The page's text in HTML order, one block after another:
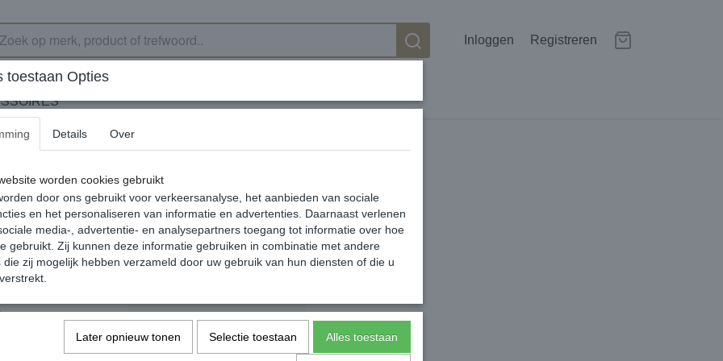
Inloggen Registreren
50% SALE Zebra Charm
€ 24,95 € 12,48 (inclusief btw 21%)
✓ Op voorraad
Aantal
In winkelwagen
toestaan Opties
Details Over
worden cookies gebruikt
door ons gebruikt voor verkeersanalyse, het aanbieden van sociale
en het personaliseren van informatie en advertenties. Daarnaast verlenen
media-, advertentie- en analysepartners toegang tot informatie over hoe
gebruikt. Zij kunnen deze informatie gebruiken in combinatie met andere
die zij mogelijk hebben verzameld door uw gebruik van hun diensten of die u
Later opnieuw tonen Selectie toestaan Alles toestaan